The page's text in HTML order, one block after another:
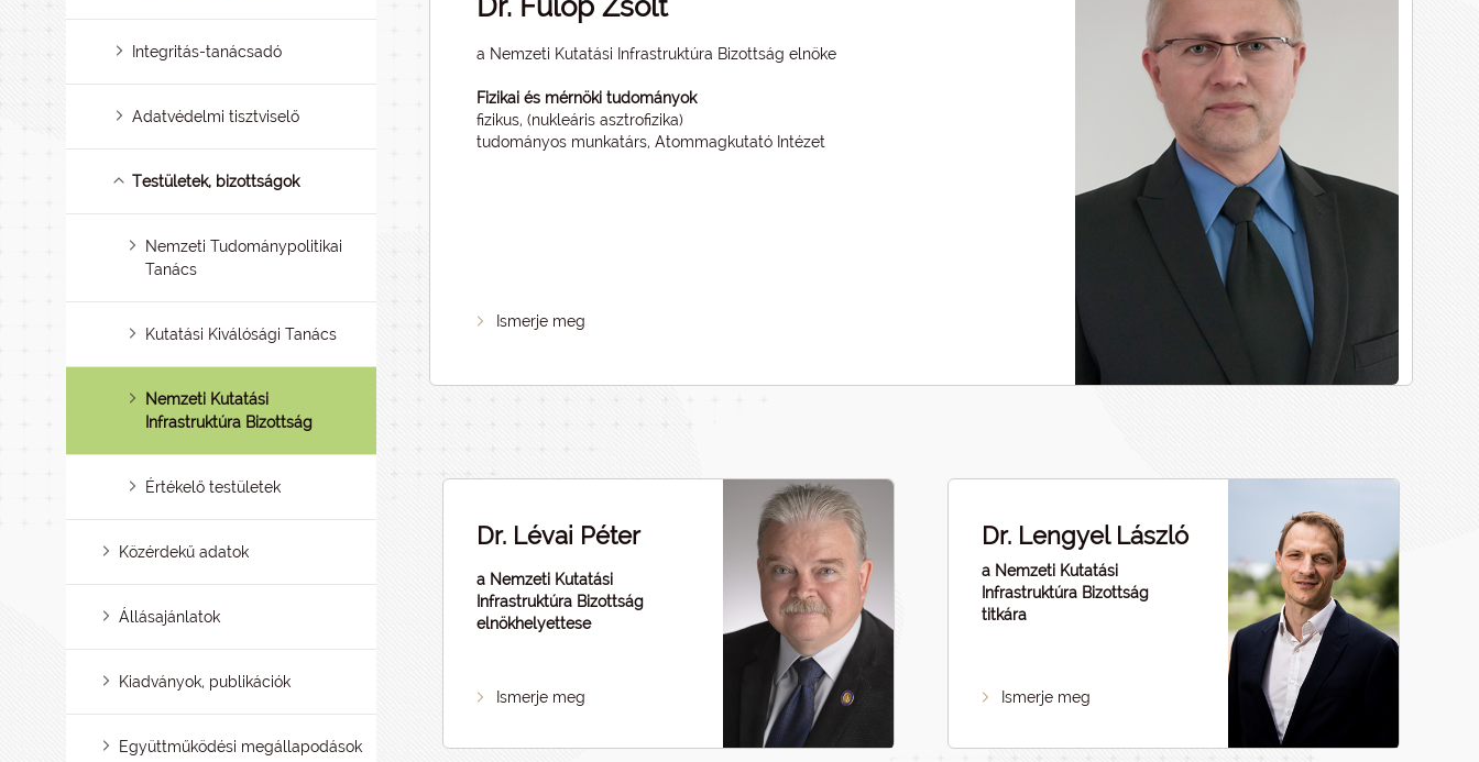
Integritás-tanácsadó
Adatvédelmi tisztviselő
Testületek, bizottságok
Nemzeti Tudománypolitikai
Tanács
Kutatási Kiválósági Tanács
Nemzeti Kutatási
Infrastruktúra Bizottság
Értékelő testületek
Közérdekű adatok
Állásajánlatok
Kiadványok, publikációk
Együttműködési megállapodások
Dr. Fülöp Zsolt
a Nemzeti Kutatási Infrastruktúra Bizottság elnöke
Fizikai és mérnöki tudományok
fizikus, (nukleáris asztrofizika)
tudományos munkatárs, Atommagkutató Intézet
Ismerje meg
Dr. Lévai Péter
a Nemzeti Kutatási
Infrastruktúra Bizottság
elnökhelyettese
Ismerje meg
Dr. Lengyel László
a Nemzeti Kutatási
Infrastruktúra Bizottság
titkára
Ismerje meg